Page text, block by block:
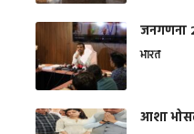
जनगणना
भारत
आशा